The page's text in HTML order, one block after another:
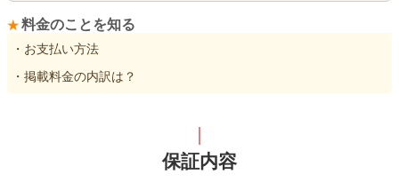
料金のことを知る
・お支払い方法
・掲載料金の内訳は？
保証内容